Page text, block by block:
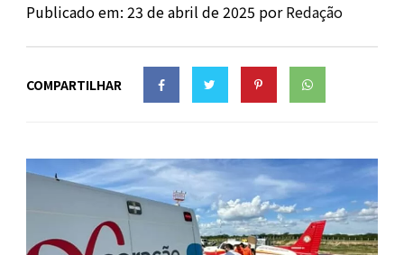
Publicado em: 23 de abril de 2025 porRedação
COMPARTILHAR